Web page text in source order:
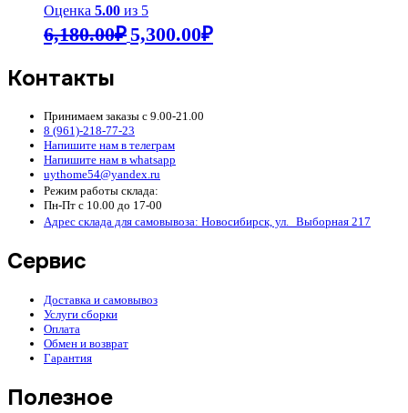
Оценка 5.00 из 5
6,180.00₽ Первоначальная
цена
5,300.00₽Текущая
цена:
Контакты
Принимаем заказы с 9.00-21.00
8 (961)-218-77-23
Напишите нам в телеграм
Напишите нам в whatsapp
uythome54@yandex.ru
Режим работы склада:
Пн-Пт с 10.00 до 17-00
Адрес склада для самовывоза: Новосибирск, ул. Выборная 217
Сервис
Доставка и самовывоз
Услуги сборки
Оплата
Обмен и возврат
Гарантия
Полезное